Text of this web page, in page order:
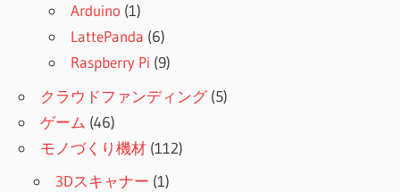
Arduino (1)
LattePanda (6)
Raspberry Pi (9)
クラウドファンディング(5)
ゲーム (46)
モノづくり機材 (112)
3Dスキャナー (1)